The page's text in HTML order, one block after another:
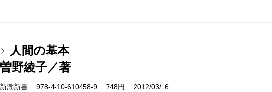
人間の基本
曽野綾子／著
新潮新書 978-4-10-610458-9 748円 2012/03/16